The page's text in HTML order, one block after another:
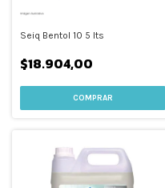
Seiq Bentol 10 5 lts
$18.904,00